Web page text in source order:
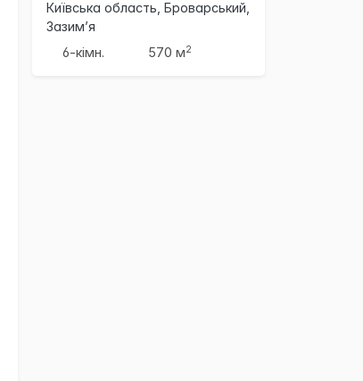
Київська область, Броварський,
Зазим’я
6-кімн.
570 м2